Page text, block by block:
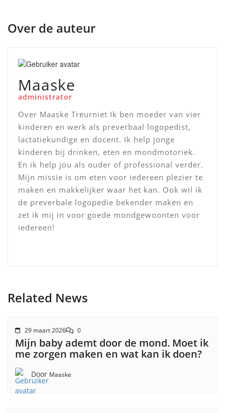
Over de auteur
Maaske
administrator
Over Maaske Treurniet Ik ben moeder van vier
kinderen en werk als preverbaal logopedist,
lactatiekundige en docent. Ik help jonge
kinderen bij drinken, eten en mondmotoriek.
En ik help jou als ouder of professional verder.
Mijn missie is om eten voor iedereen plezier te
maken en makkelijker waar het kan. Ook wil ik
de preverbale logopedie bekender maken en
zet ik mij in voor goede mondgewoonten voor
iedereen!
Related News
29 maart 2026 0
Mijn baby ademt door de mond. Moet ik
me zorgen maken en wat kan ik doen?
Door Maaske